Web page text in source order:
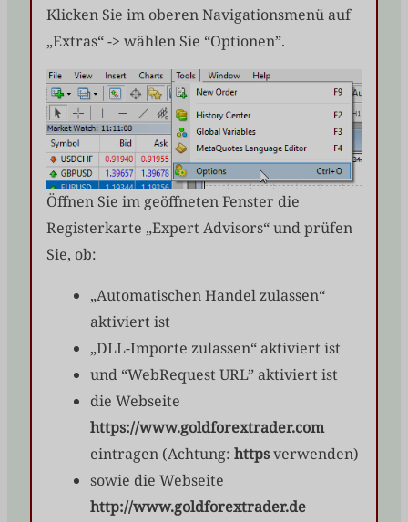
Klicken Sie im oberen Navigationsmenü auf
„Extras“ -> wählen Sie “Optionen”.
Öffnen Sie im geöffneten Fenster die
Registerkarte „Expert Advisors“ und prüfen
Sie, ob:
„Automatischen Handel zulassen“
aktiviert ist
„DLL-Importe zulassen“ aktiviert ist
und “WebRequest URL” aktiviert ist
die Webseite
https://www.goldforextrader.com
eintragen (Achtung: httpsverwenden)
sowie die Webseite
http://www.goldforextrader.de